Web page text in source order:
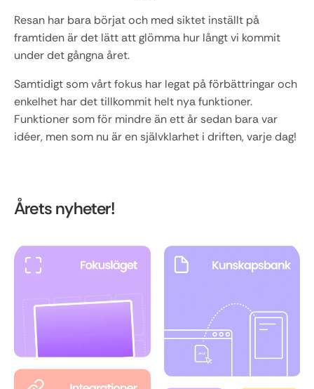
Resan har bara börjat och med siktet inställt på
framtiden är det lätt att glömma hur långt vi kommit
under det gångna året.
Samtidigt som vårt fokus har legat på förbättringar och
enkelhet har det tillkommit helt nya funktioner.
Funktioner som för mindre än ett år sedan bara var
idéer, men som nu är en självklarhet i driften, varje dag!
Årets nyheter!